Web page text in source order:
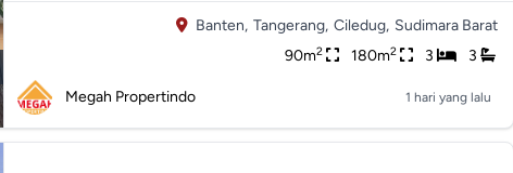
Banten, Tangerang, Ciledug, Sudimara Barat
90m2 180m2 3 3
Megah Propertindo 1 hari yang lalu